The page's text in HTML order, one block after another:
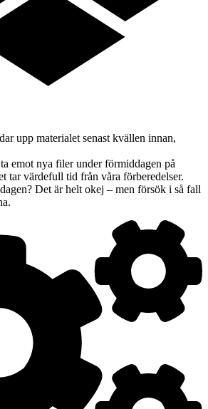
upp materialet senast kvällen innan,
emot nya filer under förmiddagen på
tar värdefull tid från våra förberedelser.
Det är helt okej – men försök i så fall